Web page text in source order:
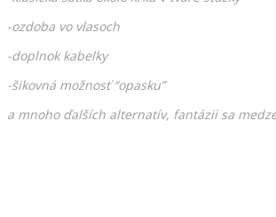
-ozdoba vo vlasoch
-doplnok kabelky
-šikovná možnosť “opasku”
a mnoho ďalších alternatív, fantázii sa